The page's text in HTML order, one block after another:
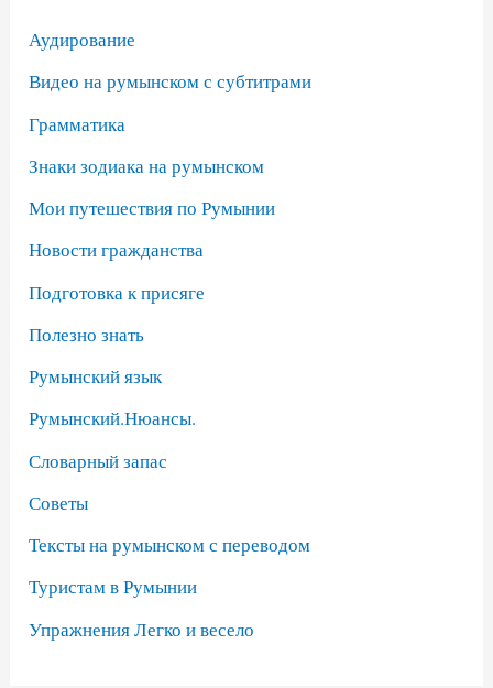
Аудирование
Видео на румынском с субтитрами
Грамматика
Знаки зодиака на румынском
Мои путешествия по Румынии
Новости гражданства
Подготовка к присяге
Полезно знать
Румынский язык
Румынский.Нюансы.
Словарный запас
Советы
Тексты на румынском с переводом
Туристам в Румынии
Упражнения Легко и весело